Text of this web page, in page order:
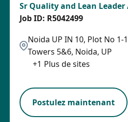
Sr Quality and Lean Leader
Noida UP IN 10, Plot No 1-
Towers 5&6, Noida, UP
+1 Plus de sites
R5042499
Postulez maintenant